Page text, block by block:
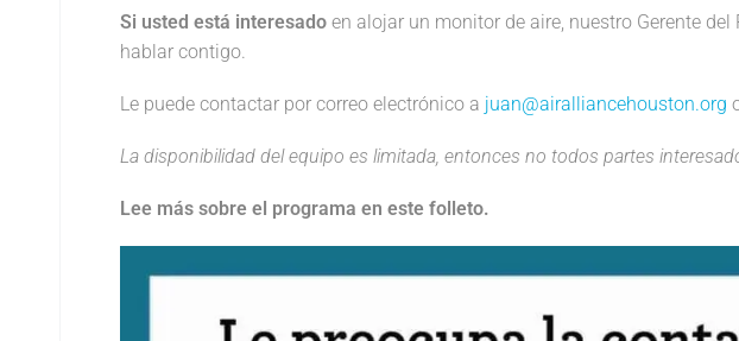
Si usted está interesado en alojar un monitor de aire, nuestro Gerente
hablar contigo.
Le puede contactar por correo electrónico a juan@airalliancehouston.org
La disponibilidad del equipo es limitada, entonces no todos partes
Lee más sobre el programa en este folleto.